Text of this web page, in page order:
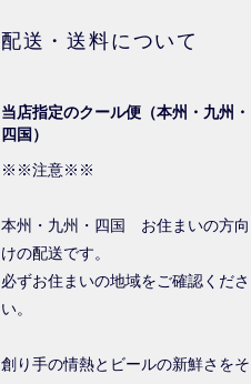
配送・送料について
当店指定のクール便（本州・九州・
四国）
※※注意※※
本州・九州・四国 お住まいの方向
けの配送です。
必ずお住まいの地域をご確認くださ
い。
創り手の情熱とビールの新鮮さをそ